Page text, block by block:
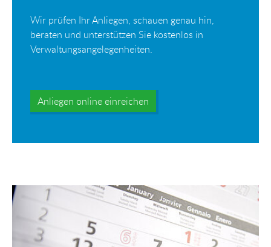
Wir prüfen Ihr Anliegen, schauen genau hin,
beraten und unterstützen Sie kostenlos in
Verwaltungsangelegenheiten.
Anliegen online einreichen